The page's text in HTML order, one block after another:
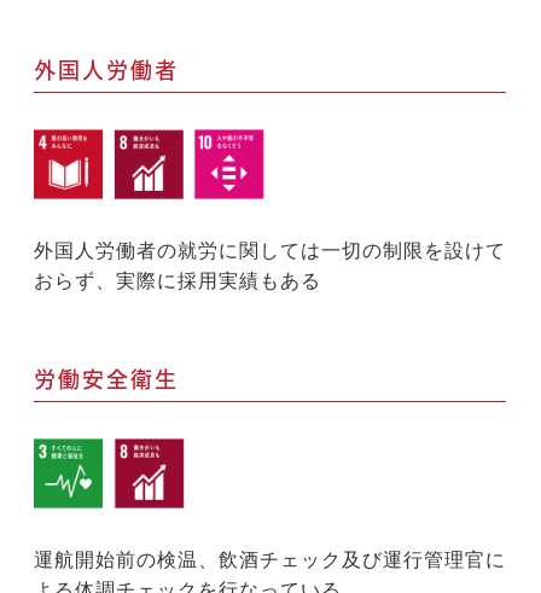
外国人労働者
外国人労働者の就労に関しては一切の制限を設けて
おらず、実際に採用実績もある
労働安全衛生
運航開始前の検温、飲酒チェック及び運行管理官に